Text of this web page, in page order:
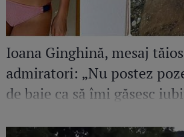
Ioana Ginghină, mesaj
admiratori: „Nu postez
de baie ca să îmi găsesc